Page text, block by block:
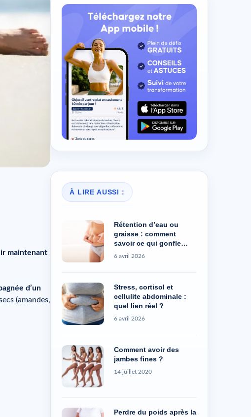
maintenant
d’un
(amandes,
À LIRE AUSSI :
Rétention d’eau ou
graisse : comment
savoir ce qui gonfle
vraiment ?
6 avril 2026
Stress, cortisol et
cellulite abdominale :
quel lien réel ?
6 avril 2026
Comment avoir des
jambes fines ?
14 juillet 2020
Perdre du poids après la